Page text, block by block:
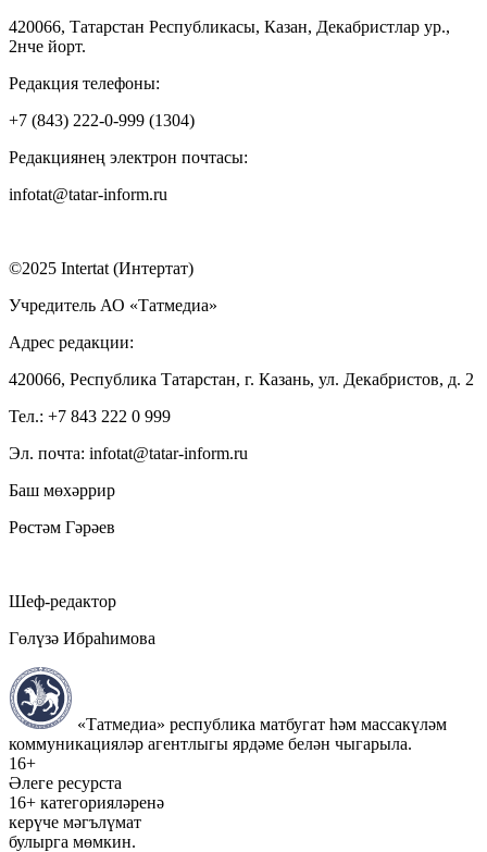
420066, Татарстан Республикасы, Казан, Декабристлар ур.,
2нче йорт.
Редакция телефоны:
+7 (843) 222-0-999 (1304)
Редакциянең электрон почтасы:
infotat@tatar-inform.ru
©2025 Intertat (Интертат)
Учредитель АО «Татмедиа»
Адрес редакции:
420066, Республика Татарстан, г. Казань, ул. Декабристов, д. 2
Тел.: +7 843 222 0 999
Эл. почта: infotat@tatar-inform.ru
Баш мөхәррир
Рөстәм Гәрәев
Шеф-редактор
Гөлүзә Ибраһимова
«Татмедиа» республика матбугат һәм массакүләм
коммуникацияләр агентлыгы ярдәме белән чыгарыла.
16+
Әлеге ресурста
16+ категорияләренә
керүче мәгълүмат
булырга мөмкин.